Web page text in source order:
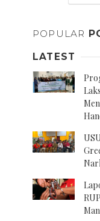
POPULAR
LATEST